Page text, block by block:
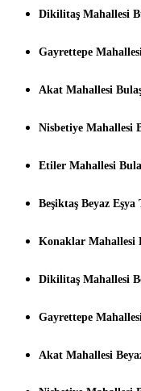
Dikilitaş Mahallesi
Gayrettepe
Akat Mahallesi
Nisbetiye Mahallesi
Etiler Mahallesi
Beşiktaş Beyaz Eşya
Konaklar Mahallesi
Dikilitaş Mahallesi
Gayrettepe
Akat Mahallesi